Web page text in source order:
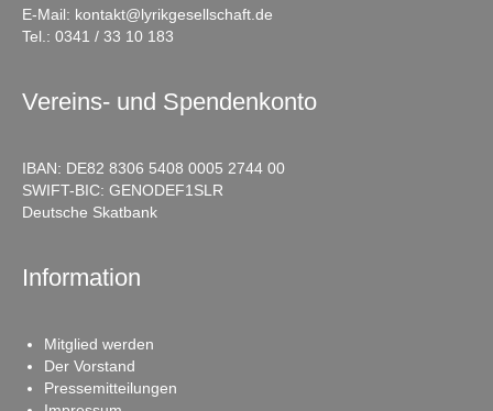
E-Mail: kontakt@lyrikgesellschaft.de
Tel.: 0341 / 33 10 183
Vereins- und Spendenkonto
IBAN: DE82 8306 5408 0005 2744 00
SWIFT-BIC: GENODEF1SLR
Deutsche Skatbank
Information
Mitglied werden
Der Vorstand
Pressemitteilungen